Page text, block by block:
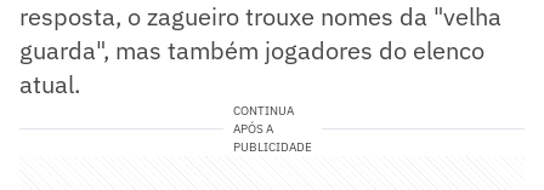
resposta, o zagueiro trouxe nomes da "velha
guarda", mas também jogadores do elenco
atual.
CONTINUA
APÓS A
PUBLICIDADE